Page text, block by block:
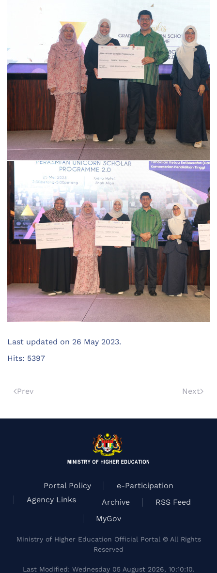
Last updated on 26 May 2023.
Hits: 5397
Prev Next
Portal Policy
e-Participation
Agency Links
Archive
RSS Feed
MyGov
Ministry of Higher Education Official Portal © All Rights
Reserved
Last Modified: Wednesday 05 August 2026, 10:10:10.